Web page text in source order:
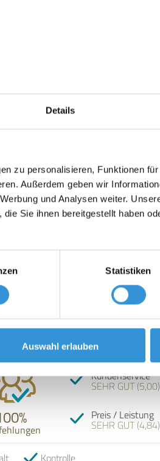
Details
zu personalisieren, Funktionen
Außerdem geben wir
und Analysen weiter.
Sie ihnen bereitgestellt haben
Statistiken
Auswahl erlauben
da
Unternehmen
Der Prozess kann
als bei
daher abwägen, ob
Beratung die
Kundenservice
SEHR GUT (5,00)
Preis / Leistung
SEHR GUT (4,84)
Kontrolle